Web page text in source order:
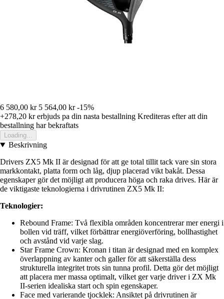
6 580,00 kr 5 564,00 kr -15%
+278,20 krerbjuds pa din nasta bestallning Krediteras efter att din
bestallning har bekraftats
Loading...
Beskrivning
Drivers ZX5 Mk II är designad för att ge total tillit tack vare sin stora
markkontakt, platta form och låg, djup placerad vikt bakåt. Dessa
egenskaper gör det möjligt att producera höga och raka drives. Här är
de viktigaste teknologierna i drivrutinen ZX5 Mk II:
Teknologier:
Rebound Frame: Två flexibla områden koncentrerar mer energi i
bollen vid träff, vilket förbättrar energiöverföring, bollhastighet
och avstånd vid varje slag.
Star Frame Crown: Kronan i titan är designad med en komplex
överlappning av kanter och galler för att säkerställa dess
strukturella integritet trots sin tunna profil. Detta gör det möjligt
att placera mer massa optimalt, vilket ger varje driver i ZX Mk
II-serien idealiska start och spin egenskaper.
Face med varierande tjocklek: Ansiktet på drivrutinen är